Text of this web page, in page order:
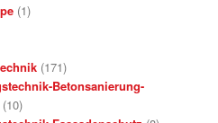
(1)
(171)
Betonsanierung-
(10)